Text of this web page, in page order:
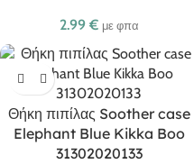
2.99 € με φπα
Θήκη πιπίλας Soother case
Elephant Blue Kikka Boo
31302020133